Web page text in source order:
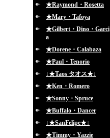
★Raymond・Rosetta
★Mary・Tafoya
★Gilbert・Dino・Garci
a
★Dorene・Calabaza
★Paul・Tenorio
↓★Taos タオス★↓
★Ken・Romero
★Sonny・Spruce
★Buffalo・Dancer
↓★SanFelipe★↓
★Timmy・Yazzie